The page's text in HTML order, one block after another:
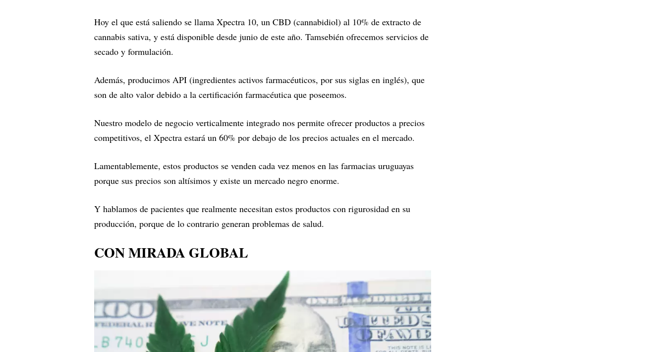
Hoy el que está saliendo se llama Xpectra 10, un CBD (cannabidiol) al 10% de extracto de
cannabis sativa, y está disponible desde junio de este año. Tamsebién ofrecemos servicios de
secado y formulación.
Además, producimos API (ingredientes activos farmacéuticos, por sus siglas en inglés), que
son de alto valor debido a la certificación farmacéutica que poseemos.
Nuestro modelo de negocio verticalmente integrado nos permite ofrecer productos a precios
competitivos, el Xpectra estará un 60% por debajo de los precios actuales en el mercado.
Lamentablemente, estos productos se venden cada vez menos en las farmacias uruguayas
porque sus precios son altísimos y existe un mercado negro enorme.
Y hablamos de pacientes que realmente necesitan estos productos con rigurosidad en su
producción, porque de lo contrario generan problemas de salud.
CON MIRADA GLOBAL